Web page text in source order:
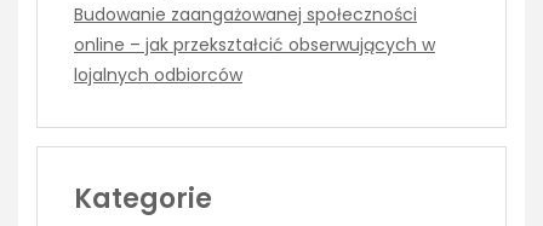
Budowanie zaangażowanej społeczności
online – jak przekształcić obserwujących w
lojalnych odbiorców
Kategorie